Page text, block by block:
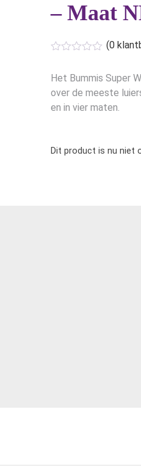
– Maat
(0
Het Bummis Super
over de meeste
en in vier maten.
Dit product is nu niet